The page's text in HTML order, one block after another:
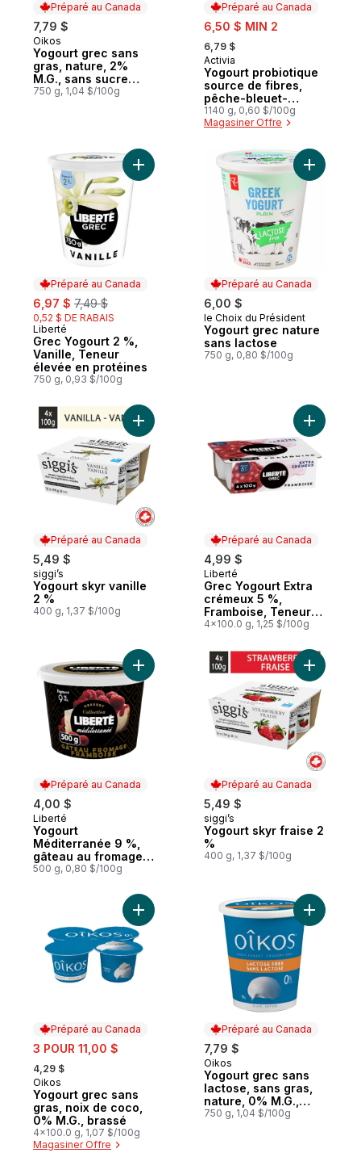
Préparé au Canada
7,79 $
Préparé au Canada
Oikos
Yogourt grec sans
gras, nature, 2%
M.G., sans sucre
ajouté
750 g, 1,04 $/100g
Préparé au Canada
sale:
6,50 $ MIN 2
, formerly:
6,79 $
Préparé au Canada
Activia
Yogourt probiotique
source de fibres,
pêche-bleuet-
vanille-fraise-kiwi
1140 g, 0,60 $/100g
Magasiner Offre
Préparé au Canada
sale:
6,97 $ , formerly:
7,49 $
0,52 $ DE RABAIS
Préparé au Canada
Liberté
Grec Yogourt 2 %,
Vanille, Teneur
élevée en protéines
750 g, 0,93 $/100g
Ajouter Grec Yogourt 2 %, Vanille,
Préparé au Canada
6,00 $
Préparé au Canada
le Choix du Président
Yogourt grec nature
sans lactose
750 g, 0,80 $/100g
Ajouter
Préparé au Canada
5,49 $
Préparé au Canada
siggi’s
Yogourt skyr vanille
2 %
400 g, 1,37 $/100g
Ajouter Yogourt skyr vanille 2 % au panier
Préparé au Canada
4,99 $
Préparé au Canada
Liberté
Grec Yogourt Extra
crémeux 5 %,
Framboise, Teneur
élevée en protéines
4x100.0 g, 1,25 $/100g
Ajouter
Préparé au Canada
4,00 $
Préparé au Canada
Liberté
Yogourt
Méditerranée 9 %,
gâteau au fromage
aux framboises
500 g, 0,80 $/100g
Ajouter Yogourt Méditerranée 9 %,
Préparé au Canada
5,49 $
Préparé au Canada
siggi’s
Yogourt skyr fraise 2
%
400 g, 1,37 $/100g
Ajouter
Préparé au Canada
sale:
3 POUR 11,00 $
, formerly:
4,29 $
Préparé au Canada
Oikos
Yogourt grec sans
gras, noix de coco,
0% M.G., brassé
4x100.0 g, 1,07 $/100g
Magasiner Offre
Ajouter Yogourt grec sans gras, noix de
Préparé au Canada
7,79 $
Préparé au Canada
Oikos
Yogourt grec sans
lactose, sans gras,
nature, 0% M.G.,
sans sucre ajouté
750 g, 1,04 $/100g
Ajouter